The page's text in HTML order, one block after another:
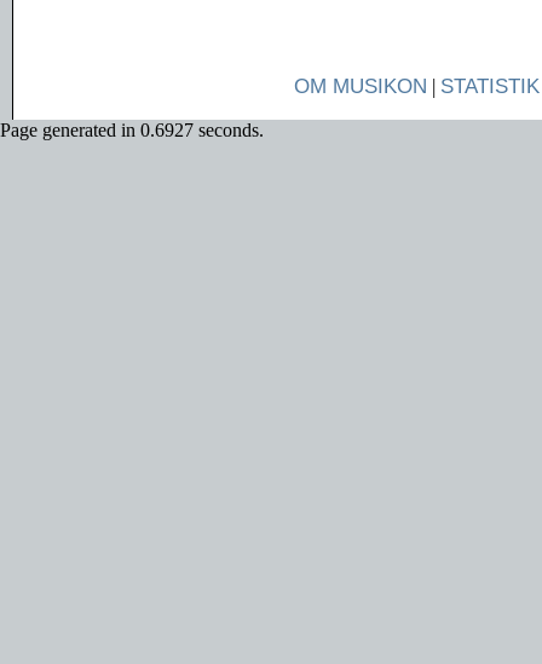
OM MUSIKON | STATISTIK
Page generated in 0.6927 seconds.